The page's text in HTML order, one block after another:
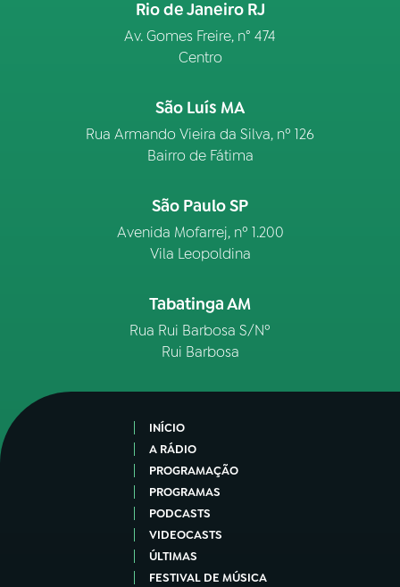
Rio de Janeiro RJ
Av. Gomes Freire, n° 474
Centro
São Luís MA
Rua Armando Vieira da Silva, nº 126
Bairro de Fátima
São Paulo SP
Avenida Mofarrej, nº 1.200
Vila Leopoldina
Tabatinga AM
Rua Rui Barbosa S/Nº
Rui Barbosa
INÍCIO
A RÁDIO
PROGRAMAÇÃO
PROGRAMAS
PODCASTS
VIDEOCASTS
ÚLTIMAS
FESTIVAL DE MÚSICA